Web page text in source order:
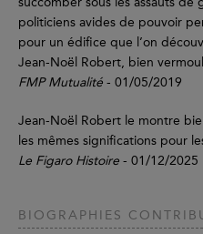
politiciens avides de pouvoir
pour un édifice que l’on
Jean-Noël Robert, bien
FMP Mutualité - 01/05/2019
Jean-Noël Robert le montre
les mêmes significations pour
Le Figaro Histoire - 01/12/2025
BIOGRAPHIES